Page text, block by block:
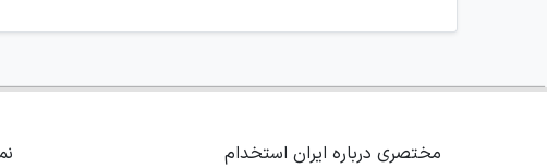
مختصری درباره ایران استخدام